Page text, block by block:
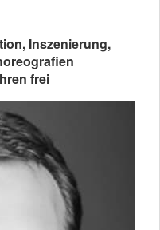
Inszenierung,
frei